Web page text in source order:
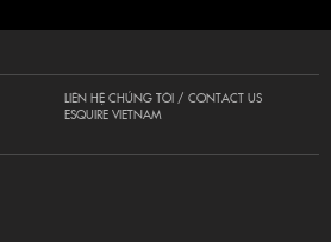
LIÊN HỆ CHÚNG TÔI / CONTACT US
ESQUIRE VIETNAM